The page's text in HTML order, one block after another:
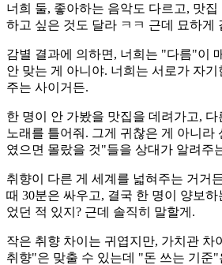
너희 둘, 좋아하는 음악도 다르고, 맛집
하고 싶은 것도 달라 ㅋㅋ 근데 묘하게
감별 결과에 의하면, 너희는 "다름"이
안 맞는 게 아니야. 너희는 서로가 자
주는 사이거든.
한 명이 안 가봤을 맛집을 데려가고,
노래를 틀어줘. 그게 귀찮은 게 아니라
였으면 몰랐을 것"들을 상대가 알려주
취향이 다른 게 세계를 넓혀주는 거거
때 30분은 싸우고, 결국 한 명이 양보
었던 적 있지? 근데 솔직히 말할게.
작은 취향 차이는 귀엽지만, 가치관 차
취향"은 맞출 수 있는데 "돈 쓰는 기준